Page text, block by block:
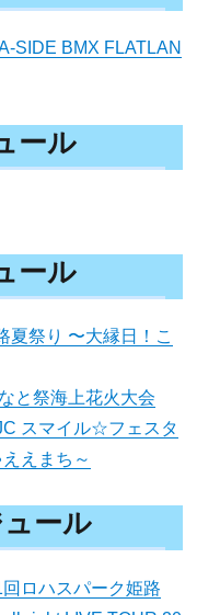
SIDE BMX FLATLAN
ール
ール
夏祭り 〜大縁日！こ
と祭海上花火大会
スマイル☆フェスタ
えまち～
ール
ロハスパーク姫路